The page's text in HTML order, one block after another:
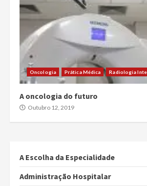
Oncologia Prática Médica Radiologia
A oncologia do futuro
Outubro 12, 2019
A Escolha da Especialidade
Administração Hospitalar